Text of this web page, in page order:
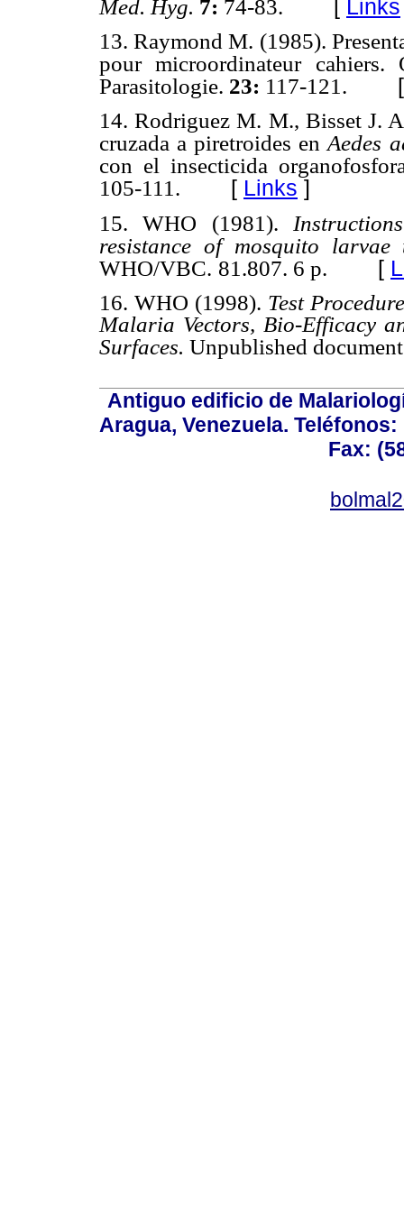
Med. Hyg. 7: 74-83. Links
13. Raymond M. (1985).
pour microordinateur
cahiers.
Parasitologie. 23: 117-121.
14. Rodriguez M. M., Bisset J.
cruzada a piretroides enAedes
con el insecticida
105-111. [ Links ]
15. WHO (1981).
resistance of mosquito larvae
WHO/VBC. 81.807. 6 p. [
16. WHO (1998). Test
Malaria Vectors, Bio-Efficacy
Surfaces. Unpublished
Antiguo edificio de
Aragua, Venezuela. Teléfonos:
Fax: